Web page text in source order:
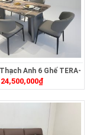
Anh 6 Ghế TERA-
271
24,500,000₫